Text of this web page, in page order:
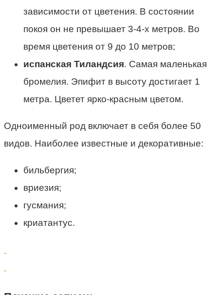
зависимости от цветения. В состоянии
покоя он не превышает 3-4-х метров. Во
время цветения от 9 до 10 метров;
испанская Тиландсия. Самая маленькая
бромелия. Эпифит в высоту достигает 1
метра. Цветет ярко-красным цветом.
Одноименный род включает в себя более 50
видов. Наиболее известные и декоративные:
бильбергия;
вриезия;
гусмания;
криатантус.